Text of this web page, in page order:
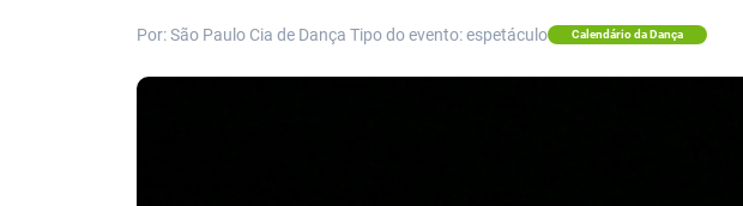
Por: São Paulo Cia de Dança Tipo do evento: espetáculo Calendário da Dança